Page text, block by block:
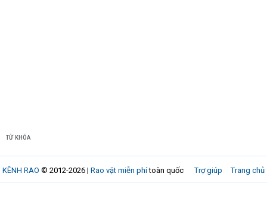
TỪ KHÓA
Trợ giúp Trang chủ
KÊNH RAO © 2012-2026 | Rao vặt miễn phítoàn quốc